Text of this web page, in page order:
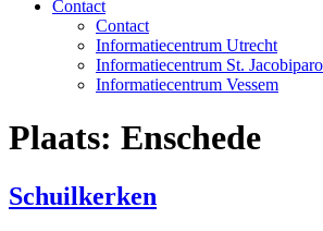
Contact
Contact
Informatiecentrum Utrecht
Informatiecentrum St.
Informatiecentrum Vessem
Plaats: Enschede
Schuilkerken